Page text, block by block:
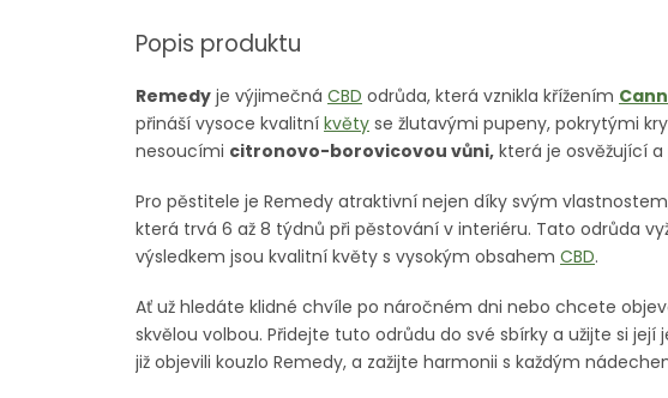
Popis produktu
Remedy je výjimečná CBD odrůda, která vznikla křížením
přináší vysoce kvalitní květy se žlutavými pupeny, pokrytými
nesoucími citronovo-borovicovou vůni, která je osvěžující
Pro pěstitele je Remedy atraktivní nejen díky svým
která trvá 6 až 8 týdnů při pěstování v interiéru. Tato odrůda
výsledkem jsou kvalitní květy s vysokým obsahem CBD.
Ať už hledáte klidné chvíle po náročném dni nebo chcete
skvělou volbou. Přidejte tuto odrůdu do své sbírky a užijte si
již objevili kouzlo Remedy, a zažijte harmonii s každým